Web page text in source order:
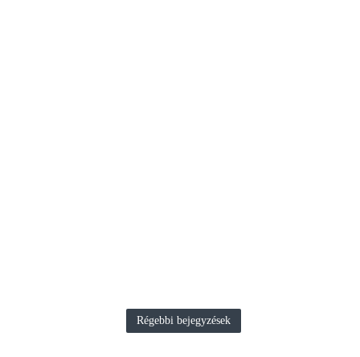
Régebbi bejegyzések